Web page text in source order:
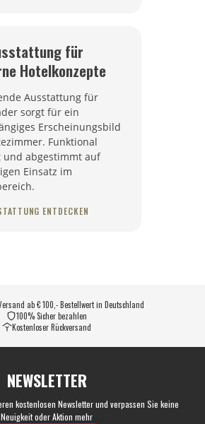
für
Hotelkonzepte
Ausstattung für
sorgt für ein
Erscheinungsbild
Funktional
und abgestimmt auf
Einsatz im
ENTDECKEN
ab € 100,- Bestellwert in Deutschland
100% Sicher bezahlen
Kostenloser Rückversand
NEWSLETTER
kostenlosen Newsletter und verpassen Sie keine
Neuigkeit oder Aktion mehr